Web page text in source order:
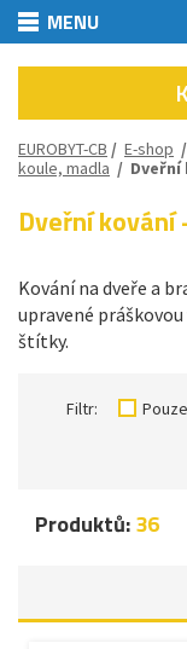
MENU
EUROBYT-CB / E-shop /
koule, madla /
Dveřní
Kování na dveře a
upravené
štítky.
Filtr:
Produktů:36